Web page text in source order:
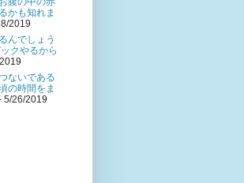
かも知れま
2019
んでしょう
クやるから
ないである
の時間をま
5/26/2019